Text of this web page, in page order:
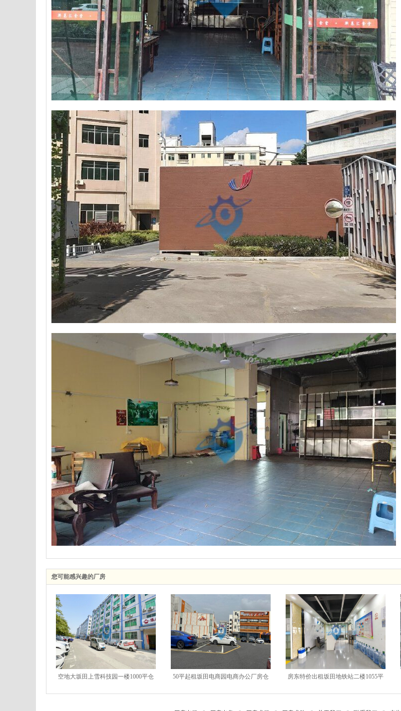
您可能感兴趣的厂房
空地大坂田上雪科技园一楼1000平仓 50平起租坂田电商园电商办公厂房仓 房东特价出租坂田地铁站二楼1055平